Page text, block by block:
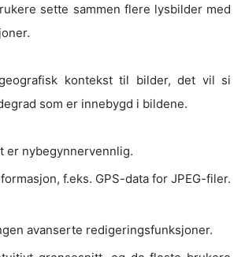
sette sammen flere lysbilder med
kontekst til bilder, det vil si
som er innebygd i bildene.
er nybegynnervennlig.
f.eks. GPS-data for JPEG-filer.
avanserte redigeringsfunksjoner.